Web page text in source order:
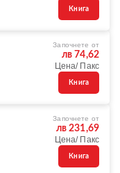
Книга
Започнете от
лв 74,62
Цена/ Пакс
Книга
Започнете от
лв 231,69
Цена/ Пакс
Книга